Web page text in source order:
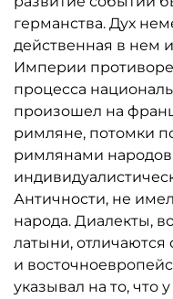
одна Пруссия, а
самоуправления?
ради стабильности
национальной
какие полномочия
регионов? Каким
между
формирование
«Федерализм как
рассуждения
революции о том,
централизованной
федералистской и
германства. Дух
действенная в нем
Империи
процесса
произошел на
римляне, потомки
римлянами
Античности, не
народа. Диалекты,
латыни,
и
указывал на то, что